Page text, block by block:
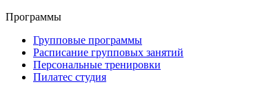
Программы
Групповые программы
Расписание групповых занятий
Персональные тренировки
Пилатес студия